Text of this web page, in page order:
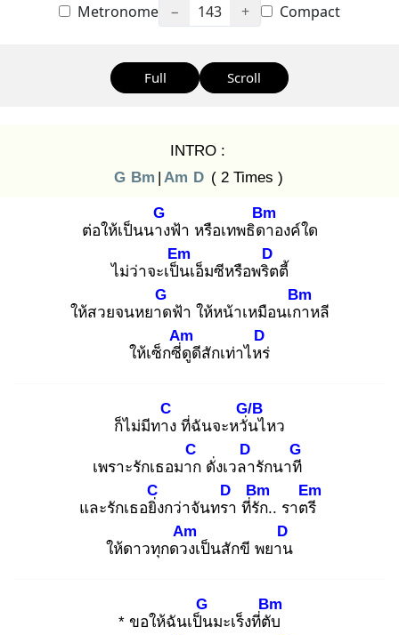
Metronome − 143 + Compact
Full Scroll
INTRO :
G Bm | Am D ( 2 Times )
ต่อให้เป็นนาง
G
ฟ้า หรือเทพธิดา
Bm
องค์ใด
ไม่ว่าจะเป็น
Em
เอ็มซีหรือพริต
D
ตี้
ให้สวยจนหยาด
G
ฟ้า ให้หน้าเหมือนเกา
Bm
หลี
ให้เซ็กซี่ดู
Am
ดีสักเท่าไหร่
D
ก็ไม่มีทาง
C
ที่ฉันจะหวั่น
G/B
ไหว
เพราะรักเธอมาก
C
ดั่งเวลา
D
รักนาที
G
และรักเธอยิ่ง
C
กว่าจันทรา
D
ที่รัก
Bm
.. ราตรี
Em
ให้ดาวทุกดวง
Am
เป็นสักขี พยาน
D
* ขอให้ฉันเป็น
G
มะเร็งที่ตับ
Bm